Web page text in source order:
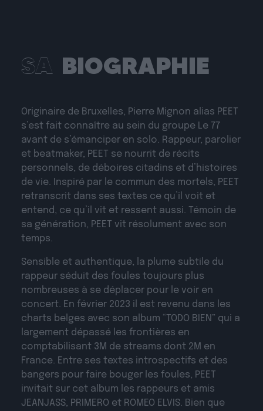
SA BIOGRAPHIE
Originaire de Bruxelles, Pierre Mignon alias PEET
s’est fait connaître au sein du groupe Le 77
avant de s’émanciper en solo. Rappeur, parolier
et beatmaker, PEET se nourrit de récits
personnels, de déboires citadins et d’histoires
de vie. Inspiré par le commun des mortels, PEET
retranscrit dans ses textes ce qu’il voit et
entend, ce qu’il vit et ressent aussi. Témoin de
sa génération, PEET vit résolument avec son
temps.
Sensible et authentique, la plume subtile du
rappeur séduit des foules toujours plus
nombreuses à se déplacer pour le voir en
concert. En février 2023 il est revenu dans les
charts belges avec son album “TODO BIEN” qui a
largement dépassé les frontières en
comptabilisant 3M de streams dont 2M en
France. Entre ses textes introspectifs et des
bangers pour faire bouger les foules, PEET
invitait sur cet album les rappeurs et amis
JEANJASS, PRIMERO et ROMEO ELVIS. Bien que